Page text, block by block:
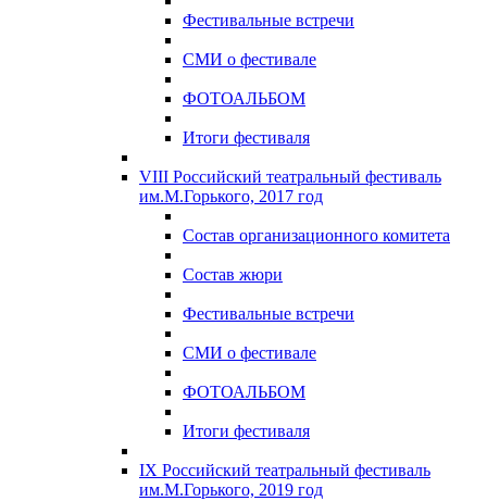
Фестивальные встречи
СМИ о фестивале
ФОТОАЛЬБОМ
Итоги фестиваля
VIII Российский театральный фестиваль
им.М.Горького, 2017 год
Состав организационного комитета
Состав жюри
Фестивальные встречи
СМИ о фестивале
ФОТОАЛЬБОМ
Итоги фестиваля
IX Российский театральный фестиваль
им.М.Горького, 2019 год